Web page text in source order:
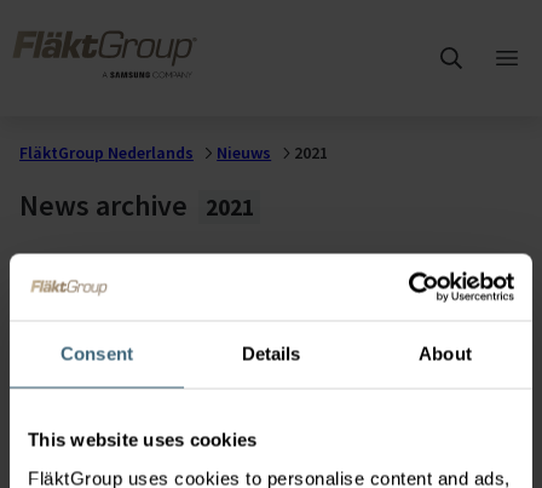
Consent Details About
This website uses cookies
FläktGroup uses cookies to personalise content and ads,
FläktGroup Nederlands Nieuws 2021
News archive 2021
Selecteer een jaar
2021